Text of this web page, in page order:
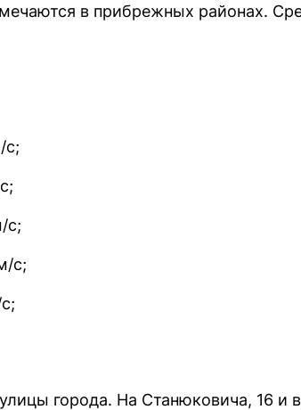
в прибрежных районах.
с;
с;
с;
города. На Станюковича, 16 и